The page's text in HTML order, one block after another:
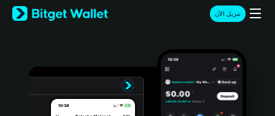
English
日本語
Türkçe
تنزيل الآن